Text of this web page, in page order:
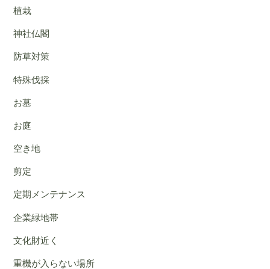
植栽
神社仏閣
防草対策
特殊伐採
お墓
お庭
空き地
剪定
定期メンテナンス
企業緑地帯
文化財近く
重機が入らない場所